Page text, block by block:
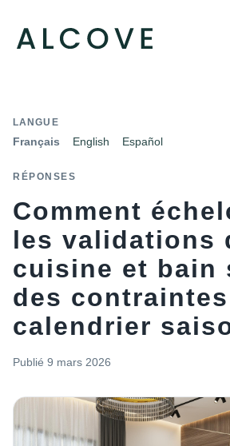
LANGUE
Français English Español
RÉPONSES
Comment
les validations
cuisine et bain
des
calendrier
Publié 9 mars 2026